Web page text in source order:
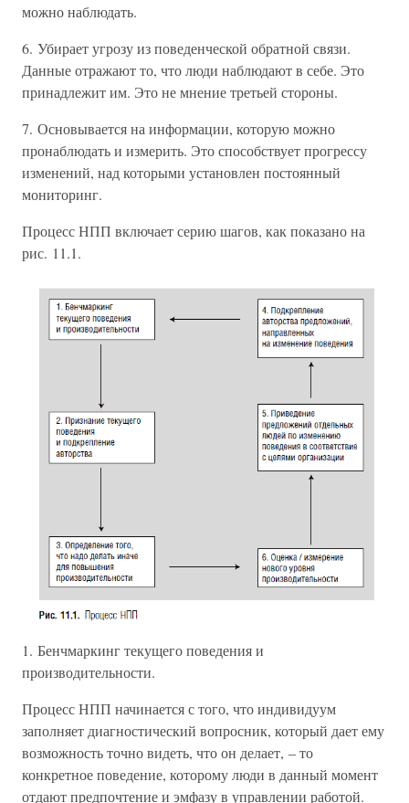
можно наблюдать.
6. Убирает угрозу из поведенческой обратной связи.
Данные отражают то, что люди наблюдают в себе. Это
принадлежит им. Это не мнение третьей стороны.
7. Основывается на информации, которую можно
пронаблюдать и измерить. Это способствует прогрессу
изменений, над которыми установлен постоянный
мониторинг.
Процесс НПП включает серию шагов, как показано на
рис. 11.1.
1. Бенчмаркинг текущего поведения и
производительности.
Процесс НПП начинается с того, что индивидуум
заполняет диагностический вопросник, который дает ему
возможность точно видеть, что он делает, – то
конкретное поведение, которому люди в данный момент
отдают предпочтение и эмфазу в управлении работой.